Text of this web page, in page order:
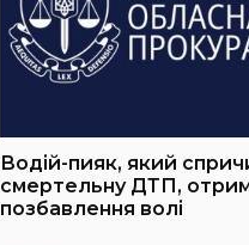
Водій-пияк, який
смертельну ДТП,
позбавлення волі